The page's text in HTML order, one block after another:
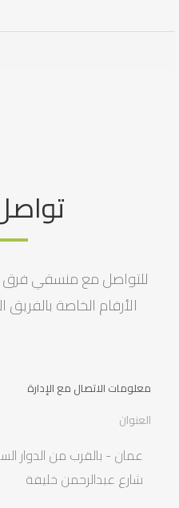
للتواصل مع منسقي فرق
الأرقام الخاصة بالفريق
معلومات الاتصال مع الإدارة
العنوان
عمان - بالقرب من الدوار
شارع عبدالرحمن خليفة